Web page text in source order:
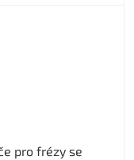
pro frézy se